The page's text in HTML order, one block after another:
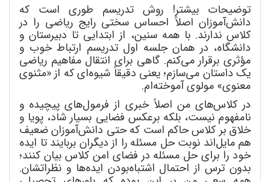
توضیحات بیشتر! روش تدریسم طوری است که
دانشآموزان اصلاً احساس سختی رایج ریاضی را در
کلاس ندارند. با همه سنین، از ابتدایی تا دبیرستان و
دانشگاه، در همان جلسه اول تدریسم ارتباط خوب و
مؤثری برقرار میکنم. گاهی برای انتقال مفاهیم ریاضی
یک داستان میسازم؛ یعنی دقیقاً شیوهای که از «مثنوی
معنوی» مولوی آموختهام.
در کلاسهای من اصلاً خبری از فرمولهای پیچیده و
نامفهوم نیست، بلکه برعکس فضایی بسیار شاد، پویا و
خلاق بر کلاس حاکم است که حتی دانشآموزان ضعیف
هم مایلاند نوبت حل مسئله را از دیگران بربایند تا ایده
خود را برای حل مسئله در فضای امن کلاس بیان کنند؛
بدون ترس از احتمال اشتباهبودن ایدهها و نظراتشان.